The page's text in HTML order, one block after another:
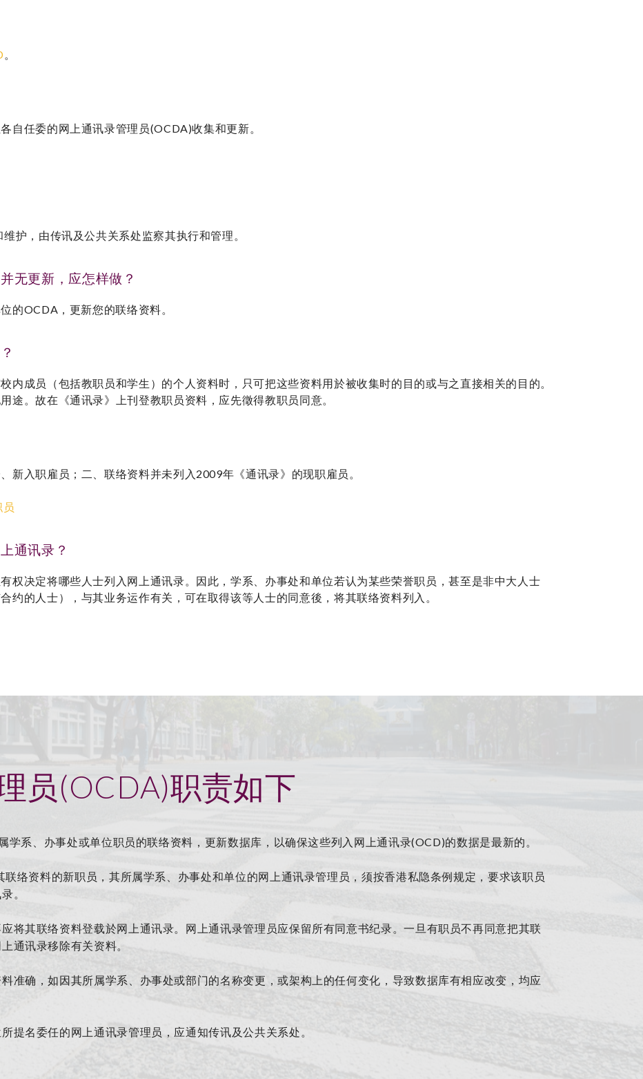
。
自任委的网上通讯录管理员(OCDA)收集和更新。
护，由传讯及公共关系处监察其执行和管理。
无更新，应怎样做？
的OCDA，更新您的联络资料。
内成员（包括教职员和学生）的个人资料时，只可把这些资料用於被收集时的目的或与之直接相关的目的。
途。故在《通讯录》上刊登教职员资料，应先徵得教职员同意。
新入职雇员；二、联络资料并未列入2009年《通讯录》的现职雇员。
员
通讯录？
权决定将哪些人士列入网上通讯录。因此，学系、办事处和单位若认为某些荣誉职员，甚至是非中大人士
约的人士），与其业务运作有关，可在取得该等人士的同意後，将其联络资料列入。
员(OCDA)职责如下
学系、办事处或单位职员的联络资料，更新数据库，以确保这些列入网上通讯录(OCD)的数据是最新的。
络资料的新职员，其所属学系、办事处和单位的网上通讯录管理员，须按香港私隐条例规定，要求该职员
。
将其联络资料登载於网上通讯录。网上通讯录管理员应保留所有同意书纪录。一旦有职员不再同意把其联
通讯录移除有关资料。
准确，如因其所属学系、办事处或部门的名称变更，或架构上的任何变化，导致数据库有相应改变，均应
提名委任的网上通讯录管理员，应通知传讯及公共关系处。